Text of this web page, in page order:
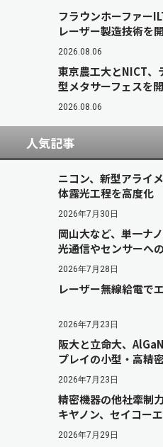
フラウンホーファー
レーザー製造技術を
2026.08.06
東京農工大とNICT、
型メタサーフェスを
2026.08.06
人気記事
ニコン、新型アライ
体露光工程を高度化
2026年7月30日
岡山大など、単一ナ
光通信やセンサーへ
2026年7月28日
レーザー無線給電で
2026年7月23日
阪大と立命大、
プレイの小型・高精
2026年7月23日
精密機器の他社牽制
キヤノン、セイコー
2026年7月29日